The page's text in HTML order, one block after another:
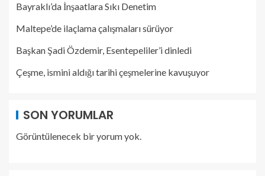
Bayraklı’da İnşaatlara Sıkı Denetim
Maltepe’de ilaçlama çalışmaları sürüyor
Başkan Şadi Özdemir, Esentepeliler’i dinledi
Çeşme, ismini aldığı tarihi çeşmelerine kavuşuyor
SON YORUMLAR
Görüntülenecek bir yorum yok.